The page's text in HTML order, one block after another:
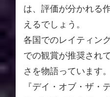
は、評価が分かれる
えるでしょう。
各国でのレイティン
での観賞が推奨され
さを物語っています。
『デイ・オブ・ザ・